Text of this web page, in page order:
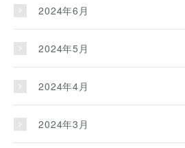
2024年6月
2024年5月
2024年4月
2024年3月